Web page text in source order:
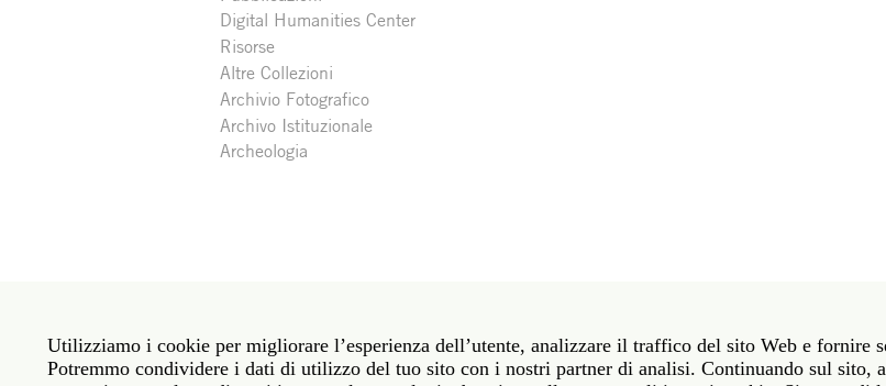
Digital Humanities Center
Risorse
Altre Collezioni
Archivio Fotografico
Archivo Istituzionale
Archeologia
media
Roma: Via Angelo Masina 5 00153 Roma ITALIA · t 39 06 58461 · f 39 06 5810788
New York: 535 West 22nd Street Third Floor New York NY 10011 · t 212 751 7200 · f 212 751
Utilizziamo i cookie per migliorare l’esperienza dell’utente, analizzare il traffico del sito Web e fornire
Potremmo condividere i dati di utilizzo del tuo sito con i nostri partner di analisi. Continuando sul sito,